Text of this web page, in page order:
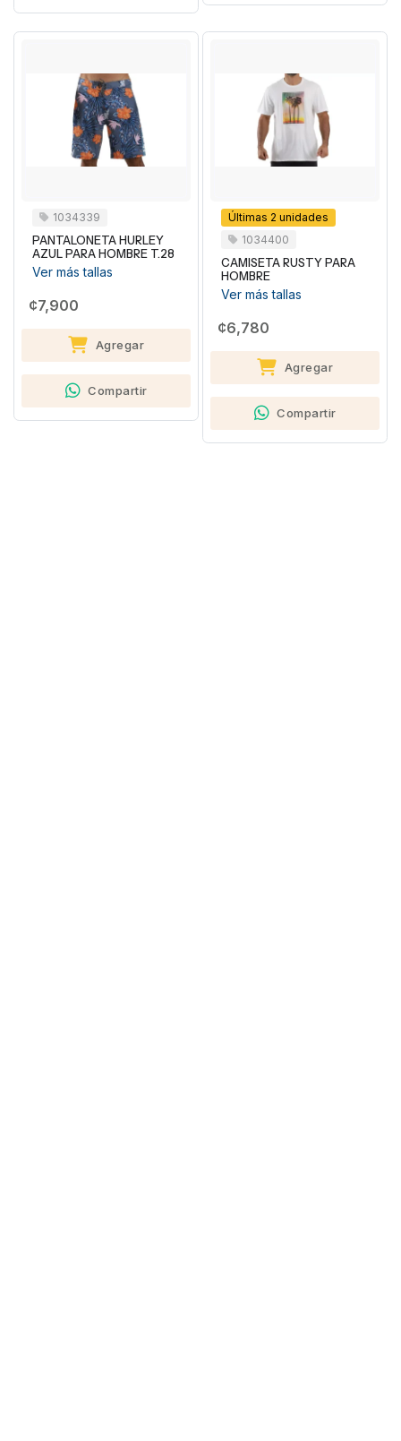
1034339
PANTALONETA HURLEY
AZUL PARA HOMBRE T.28
Ver más tallas
¢7,900
Agregar
Compartir
Últimas 2 unidades
1034400
CAMISETA RUSTY PARA
HOMBRE
Ver más tallas
¢6,780
Agregar
Compartir